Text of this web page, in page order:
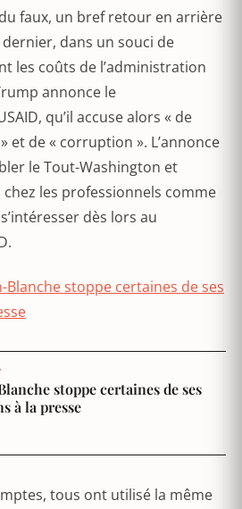
faux, un bref retour en arrière
dernier, dans un souci de
les coûts de l’administration
annonce le
qu’il accuse alors « de
et de « corruption ». L’annonce
le Tout-Washington et
les professionnels comme
dès lors au
Blanche stoppe certaines de ses
stoppe certaines de ses
à la presse
tous ont utilisé la même